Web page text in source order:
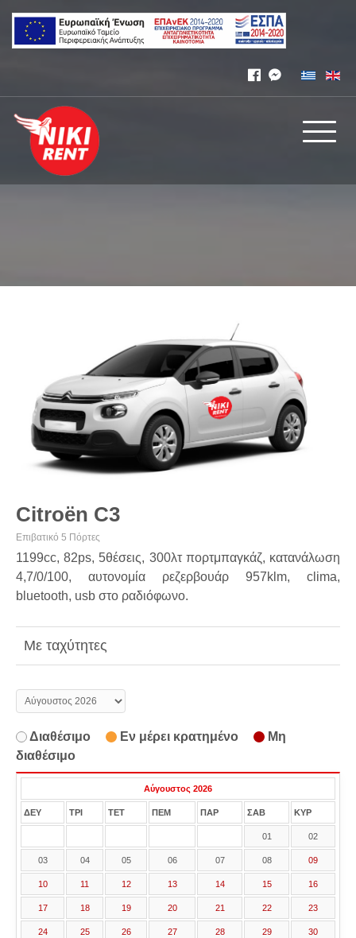
Citroën C3
Επιβατικό 5 Πόρτες
1199cc, 82ps, 5θέσεις, 300λτ πορτμπαγκάζ, κατανάλωση
4,7/0/100, αυτονομία ρεζερβουάρ 957klm, clima,
bluetooth, usb στο ραδιόφωνο.
Με ταχύτητες
Διαθέσιμο Εν μέρει κρατημένο
Μη
διαθέσιμο
Αύγουστος 2026
ΔΕΥ ΤΡΙ ΤΕΤ ΠΕΜ ΠΑΡ ΣΑΒ ΚΥΡ
01 02
03 04 05 06 07 08 09
10 11 12 13 14 15 16
17 18 19 20 21 22 23
24 25 26 27 28 29 30